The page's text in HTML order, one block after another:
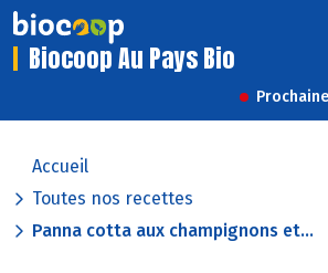
Biocoop Au Pays Bio
Accueil
Toutes nos recettes
Panna cotta aux champignons et...